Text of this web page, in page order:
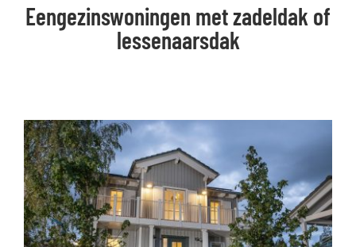
Eengezinswoningen met zadeldak of
lessenaarsdak